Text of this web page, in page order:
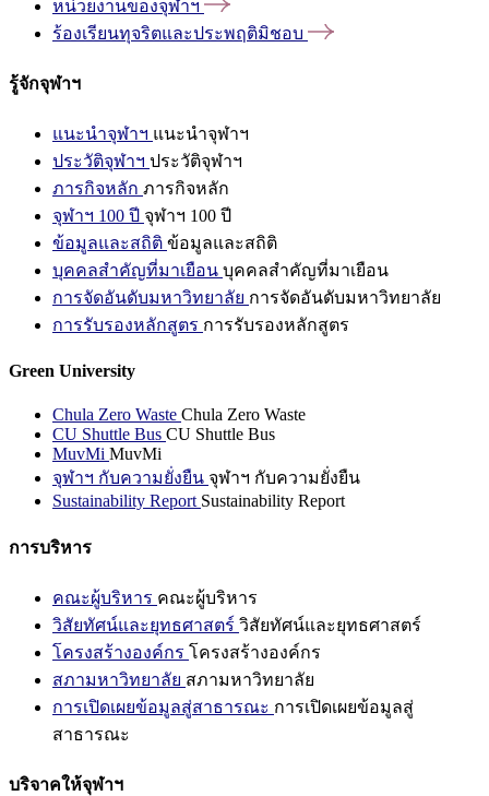
หน่วยงานของจุฬาฯ
ร้องเรียนทุจริตและประพฤติมิชอบ
รู้จักจุฬาฯ
แนะนำจุฬาฯ แนะนำจุฬาฯ
ประวัติจุฬาฯ ประวัติจุฬาฯ
ภารกิจหลัก ภารกิจหลัก
จุฬาฯ 100 ปี จุฬาฯ 100 ปี
ข้อมูลและสถิติ ข้อมูลและสถิติ
บุคคลสำคัญที่มาเยือน บุคคลสำคัญที่มาเยือน
การจัดอันดับมหาวิทยาลัย การจัดอันดับมหาวิทยาลัย
การรับรองหลักสูตร การรับรองหลักสูตร
Green University
Chula Zero Waste Chula Zero Waste
CU Shuttle Bus CU Shuttle Bus
MuvMi MuvMi
จุฬาฯ กับความยั่งยืน จุฬาฯ กับความยั่งยืน
Sustainability Report Sustainability Report
การบริหาร
คณะผู้บริหาร คณะผู้บริหาร
วิสัยทัศน์และยุทธศาสตร์ วิสัยทัศน์และยุทธศาสตร์
โครงสร้างองค์กร โครงสร้างองค์กร
สภามหาวิทยาลัย สภามหาวิทยาลัย
การเปิดเผยข้อมูลสู่สาธารณะ การเปิดเผยข้อมูลสู่
สาธารณะ
บริจาคให้จุฬาฯ